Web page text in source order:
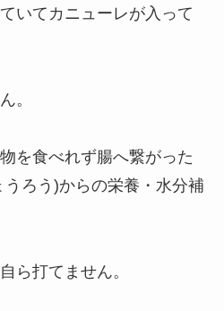
いてカニューレが入って
。
を食べれず腸へ繋がった
ろう)からの栄養・水分補
ら打てません。